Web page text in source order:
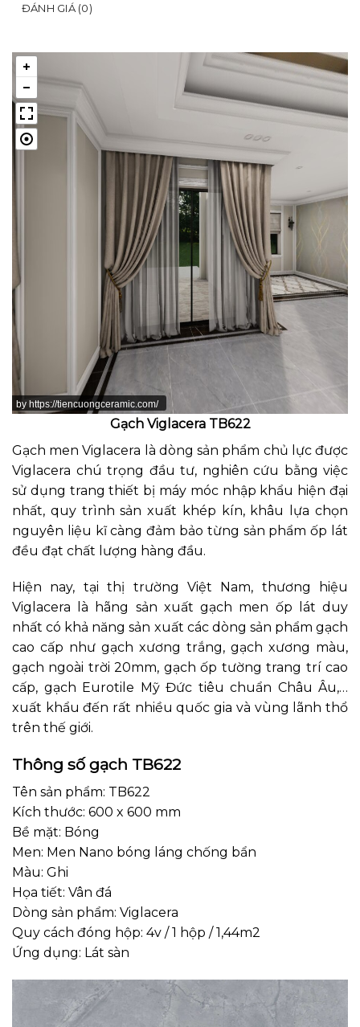
ĐÁNH GIÁ (0)
by https://tiencuongceramic.com/
Gạch Viglacera TB622
Gạch men Viglacera là dòng sản phẩm chủ lực được
Viglacera chú trọng đầu tư, nghiên cứu bằng việc
sử dụng trang thiết bị máy móc nhập khẩu hiện đại
nhất, quy trình sản xuất khép kín, khâu lựa chọn
nguyên liệu kĩ càng đảm bảo từng sản phẩm ốp lát
đều đạt chất lượng hàng đầu.
Hiện nay, tại thị trường Việt Nam, thương hiệu
Viglacera là hãng sản xuất gạch men ốp lát duy
nhất có khả năng sản xuất các dòng sản phẩm gạch
cao cấp như gạch xương trắng, gạch xương màu,
gạch ngoài trời 20mm, gạch ốp tường trang trí cao
cấp, gạch Eurotile Mỹ Đức tiêu chuẩn Châu Âu,…
xuất khẩu đến rất nhiều quốc gia và vùng lãnh thổ
trên thế giới.
Thông số gạch TB622
Tên sản phẩm: TB622
Kích thước: 600 x 600 mm
Bề mặt: Bóng
Men: Men Nano bóng láng chống bẩn
Màu: Ghi
Họa tiết: Vân đá
Dòng sản phẩm: Viglacera
Quy cách đóng hộp: 4v / 1 hộp / 1,44m2
Ứng dụng: Lát sàn